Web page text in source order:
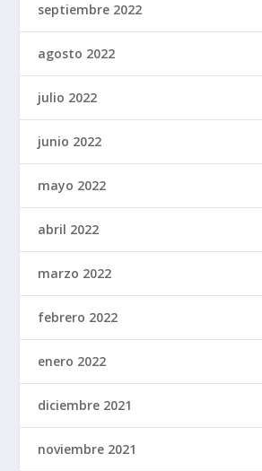
septiembre 2022
agosto 2022
julio 2022
junio 2022
mayo 2022
abril 2022
marzo 2022
febrero 2022
enero 2022
diciembre 2021
noviembre 2021